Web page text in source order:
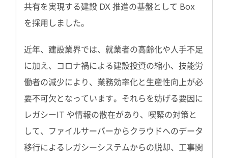
共有を実現する建設 DX 推進の基盤として Box
を採用しました。
近年、建設業界では、就業者の高齢化や人手不足
に加え、コロナ禍による建設投資の縮小、技能労
働者の減少により、業務効率化と生産性向上が必
要不可欠となっています。それらを妨げる要因に
レガシーIT や情報の散在があり、喫緊の対策と
して、ファイルサーバーからクラウドへのデータ
移行によるレガシーシステムからの脱却、工事関